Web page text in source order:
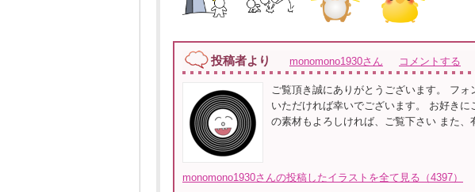
投稿者より monomono1930さん コメントする
ご覧頂き誠にありがとうございます。 フ
いただければ幸いでございます。 お好き
の素材もよろしければ、ご覧下さい また
monomono1930さんの投稿したイラストを全て見る（4397）